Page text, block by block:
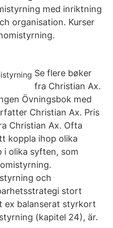
med inriktning
organisation. Kurser
Se flere bøker
fra Christian Ax.
Övningsbok med
Christian Ax. Pris
Christian Ax. Ofta
koppla ihop olika
i olika syften, som
och
stort
ex balanserat styrkort
(kapitel 24), är.